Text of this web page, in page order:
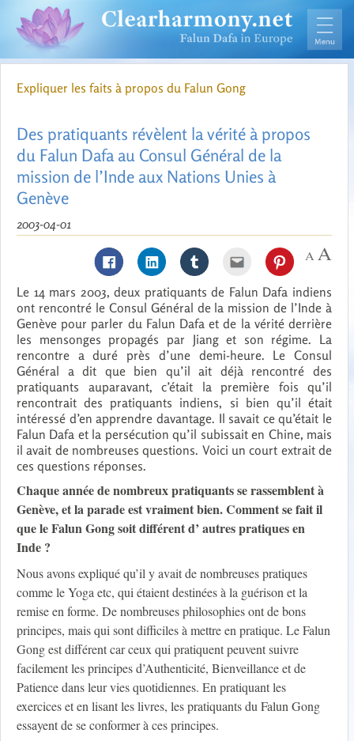
Expliquer les faits à propos du Falun Gong
Des pratiquants révèlent la vérité à propos
du Falun Dafa au Consul Général de la
mission de l’Inde aux Nations Unies à
Genève
2003-04-01
Le 14 mars 2003, deux pratiquants de Falun Dafa indiens
ont rencontré le Consul Général de la mission de l’Inde à
Genève pour parler du Falun Dafa et de la vérité derrière
les mensonges propagés par Jiang et son régime. La
rencontre a duré près d’une demi-heure. Le Consul
Général a dit que bien qu’il ait déjà rencontré des
pratiquants auparavant, c’était la première fois qu’il
rencontrait des pratiquants indiens, si bien qu’il était
intéressé d’en apprendre davantage. Il savait ce qu’était le
Falun Dafa et la persécution qu’il subissait en Chine, mais
il avait de nombreuses questions. Voici un court extrait de
ces questions réponses.
Chaque année de nombreux pratiquants se rassemblent à
Genève, et la parade est vraiment bien. Comment se fait il
que le Falun Gong soit différent d’ autres pratiques en
Inde ?
Nous avons expliqué qu’il y avait de nombreuses pratiques
comme le Yoga etc, qui étaient destinées à la guérison et la
remise en forme. De nombreuses philosophies ont de bons
principes, mais qui sont difficiles à mettre en pratique. Le Falun
Gong est différent car ceux qui pratiquent peuvent suivre
facilement les principes d’Authenticité, Bienveillance et de
Patience dans leur vies quotidiennes. En pratiquant les
exercices et en lisant les livres, les pratiquants du Falun Gong
essayent de se conformer à ces principes.